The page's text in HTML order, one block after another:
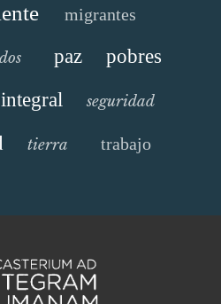
migrantes
paz pobres
seguridad
tierra trabajo